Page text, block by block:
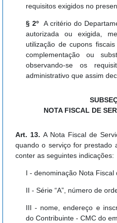
requisitos exigidos no
§ 2º A critério do
autorizada ou exigida,
utilização de cupons
complementação ou
observando-se os
administrativo que assim
NOTA FISCAL DE
Art. 13. A Nota Fiscal de
quando o serviço for prestado
conter as seguintes indicações:
I - denominação Nota Fiscal
II - Série “A”, número de
III - nome, endereço e
do Contribuinte - CMC do